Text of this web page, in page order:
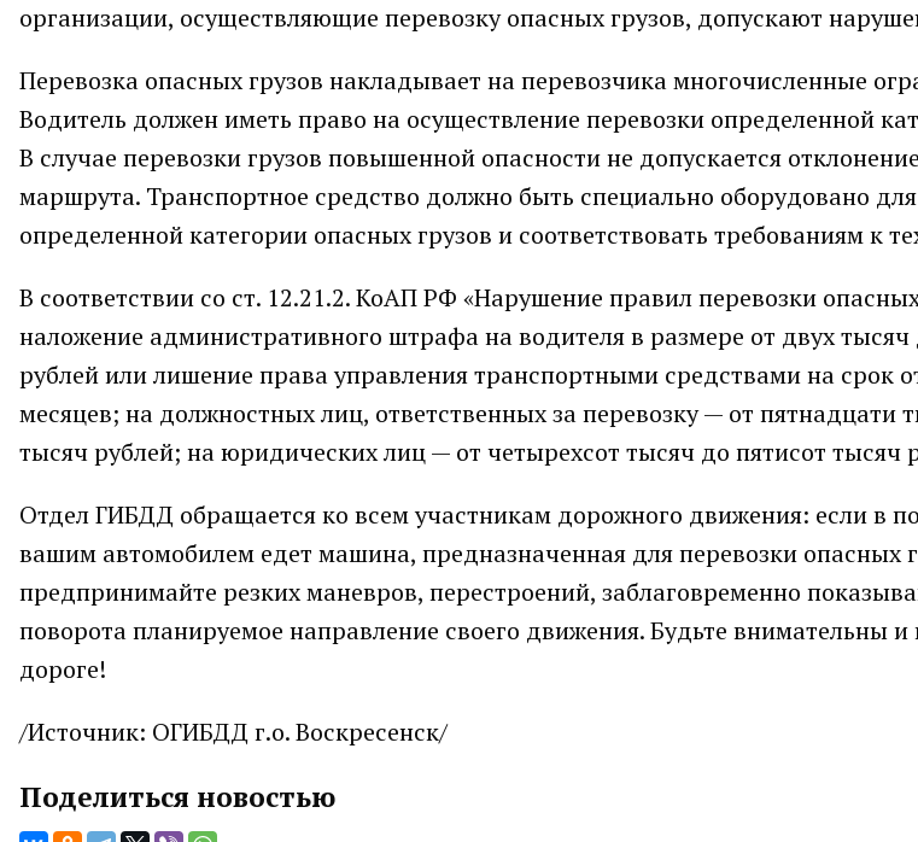
организации, осуществляющие перевозку опасных грузов, допускают
Перевозка опасных грузов накладывает на перевозчика многочисленные
Водитель должен иметь право на осуществление перевозки определенной
В случае перевозки грузов повышенной опасности не допускается
маршрута. Транспортное средство должно быть специально оборудовано
определенной категории опасных грузов и соответствовать требованиям к
В соответствии со ст. 12.21.2. КоАП РФ «Нарушение правил перевозки
наложение административного штрафа на водителя в размере от двух тысяч
рублей или лишение права управления транспортными средствами на срок
месяцев; на должностных лиц, ответственных за перевозку — от пятнадцати
тысяч рублей; на юридических лиц — от четырехсот тысяч до пятисот тысяч
Отдел ГИБДД обращается ко всем участникам дорожного движения: если в
вашим автомобилем едет машина, предназначенная для перевозки опасных
предпринимайте резких маневров, перестроений, заблаговременно
поворота планируемое направление своего движения. Будьте внимательны
дороге!
/Источник: ОГИБДД г.о. Воскресенск/
Поделиться новостью